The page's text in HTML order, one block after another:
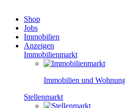
Shop
Jobs
Immobilien
Anzeigen
Immobilienmarkt
Immobilien und
Stellenmarkt